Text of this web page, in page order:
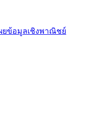
ยข้อมูลเชิงพาณิชย์